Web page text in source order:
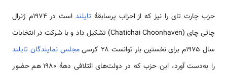
حزب چارت تای را نیز که از احزاب پرسابقهٔ تایلند
است در ۱۹۷۴م ژنرال
چاتی چای (Chatichai Choonhaven) تشکیل داد و با شرکت در انتخابات
سال ۱۹۷۵م برای نخستین بار توانست ۲۸ کرسی
مجلس نمایندگان تایلند
را به‌دست آورد، این حزب که در دولت‌های ائتلافی دههٔ ۱۹۸۰ هم حضور